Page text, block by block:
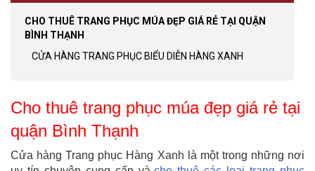
CHO THUÊ TRANG PHỤC MÚA ĐẸP GIÁ RẺ TẠI QUẬN
BÌNH THẠNH
CỬA HÀNG TRANG PHỤC BIỂU DIỄN HÀNG XANH
Cho thuê trang phục múa đẹp giá rẻ tại
quận Bình Thạnh
Cửa hàng Trang phục Hàng Xanh là một trong những nơi